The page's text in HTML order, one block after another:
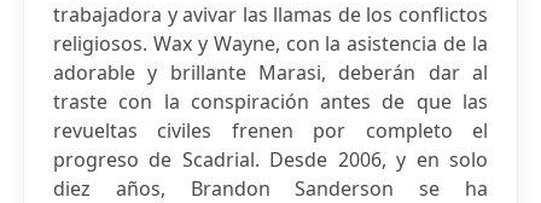
trabajadora y avivar las llamas de los conflictos
religiosos. Wax y Wayne, con la asistencia de la
adorable y brillante Marasi, deberán dar al
traste con la conspiración antes de que las
revueltas civiles frenen por completo el
progreso de Scadrial. Desde 2006, y en solo
diez años, Brandon Sanderson se ha